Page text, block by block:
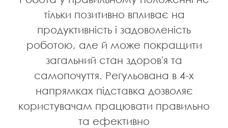
тільки позитивно впливає на
продуктивність і задоволеність
роботою, але й може покращити
загальний стан здоров'я та
самопочуття. Регульована в 4-х
напрямках підставка дозволяє
користувачам працювати правильно
та ефективно